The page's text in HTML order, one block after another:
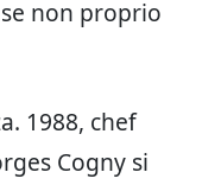
non proprio
1988, chef
Cogny si